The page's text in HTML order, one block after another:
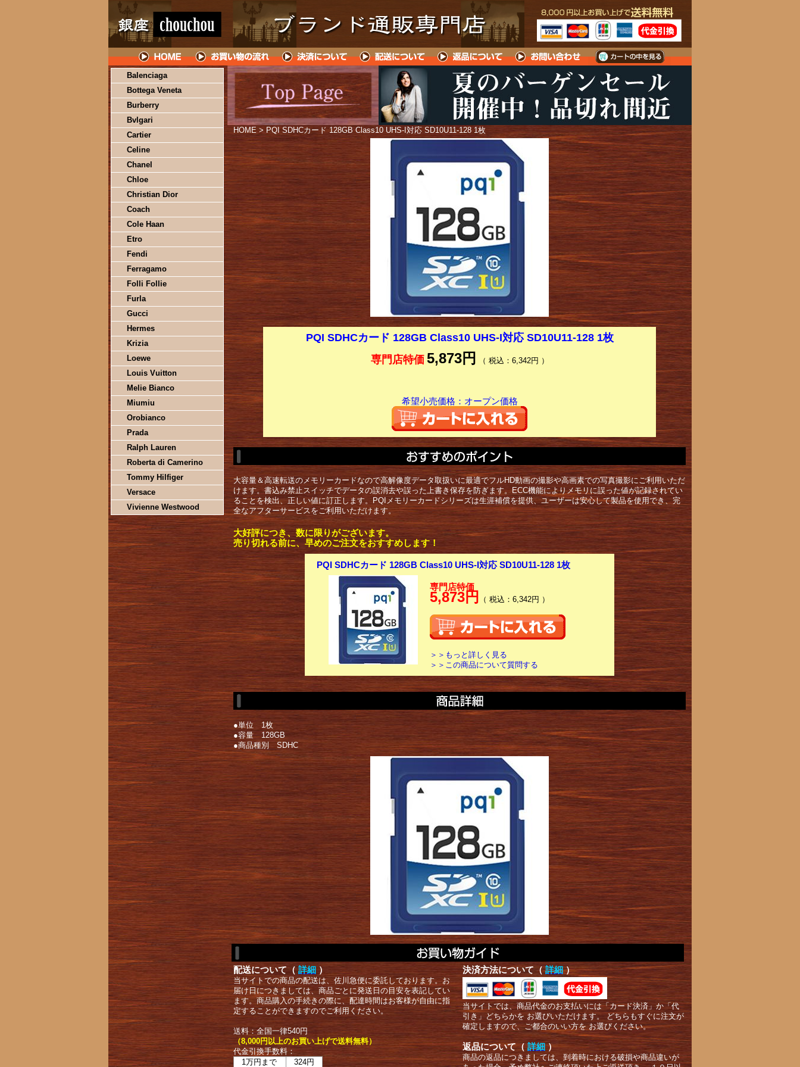
Balenciaga
Bottega Veneta
Burberry
Bvlgari
Cartier
Celine
Chanel
Chloe
Christian Dior
Coach
Cole Haan
Etro
Fendi
Ferragamo
Folli Follie
Furla
Gucci
Hermes
Krizia
Loewe
Louis Vuitton
Melie Bianco
Miumiu
Orobianco
Prada
Ralph Lauren
Roberta di Camerino
Tommy Hilfiger
Versace
Vivienne Westwood
HOME > PQI SDHCカード 128GB Class10 UHS-I対応 SD10U11-128 1枚
PQI SDHCカード 128GB Class10 UHS-I対応 SD10U11-128 1枚
専門店特価 5,873円 （ 税込：6,342円 ）
希望小売価格：オープン価格
大容量＆高速転送のメモリーカードなので高解像度データ取扱いに最適でフルHD動画の撮影や高画素での写真撮影にご利用いただ
けます。書込み禁止スイッチでデータの誤消去や誤った上書き保存を防ぎます。ECC機能によりメモリに誤った値が記録されてい
ることを検出、正しい値に訂正します。PQIメモリーカードシリーズは生涯補償を提供、ユーザーは安心して製品を使用でき、完
全なアフターサービスをご利用いただけます。
大好評につき、数に限りがございます。
売り切れる前に、早めのご注文をおすすめします！
PQI SDHCカード 128GB Class10 UHS-I対応 SD10U11-128 1枚
専門店特価
5,873円 （ 税込：6,342円 ）
＞＞もっと詳しく見る
＞＞この商品について質問する
●単位 1枚
●容量 128GB
●商品種別 SDHC
配送について（ 詳細 ）
当サイトでの商品の配送は、佐川急便に委託しております。お
届け日につきましては、商品ごとに発送日の目安を表記してい
ます。商品購入の手続きの際に、配達時間はお客様が自由に指
定することができますのでご利用ください。
送料：全国一律540円
（8,000円以上のお買い上げで送料無料）
代金引換手数料：
1万円まで
324円
決済方法について（ 詳細 ）
当サイトでは、商品代金のお支払いには「カード決済」か「代
引き」どちらかを お選びいただけます。 どちらもすぐに注文が
確定しますので、ご都合のいい方を お選びください。
返品について（ 詳細 ）
商品の返品につきましては、到着時における破損や商品違いが